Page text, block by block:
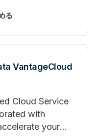
る
VantageCloud
Cloud Service
with
your